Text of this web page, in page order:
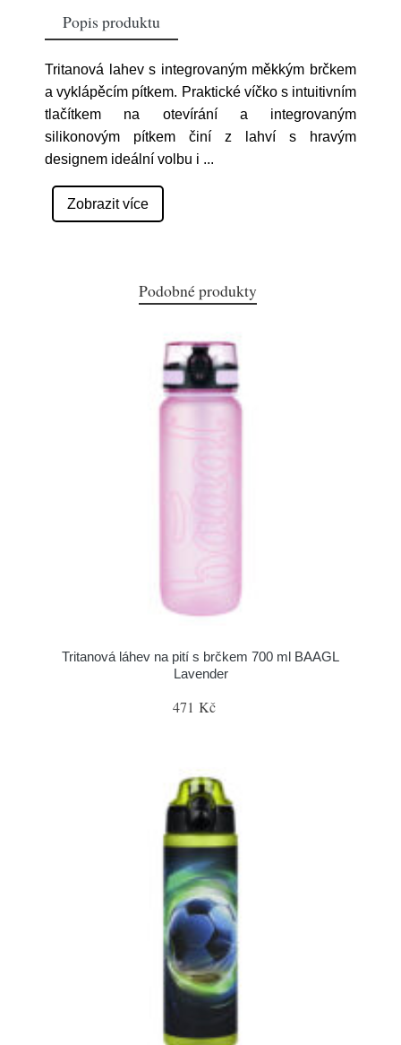
Popis produktu
Tritanová lahev s integrovaným měkkým brčkem
a vyklápěcím pítkem. Praktické víčko s intuitivním
tlačítkem na otevírání a integrovaným
silikonovým pítkem činí z lahví s hravým
designem ideální volbu i ...
Zobrazit více
Podobné produkty
Tritanová láhev na pití s brčkem 700 ml BAAGL
Lavender
471 Kč